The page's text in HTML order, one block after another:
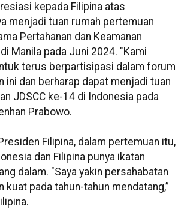
kepada Filipina atas
menjadi tuan rumah pertemuan
Pertahanan dan Keamanan
Manila pada Juni 2024. "Kami
terus berpartisipasi dalam forum
ini dan berharap dapat menjadi tuan
JDSCC ke-14 di Indonesia pada
Prabowo.
Filipina, dalam pertemuan itu,
dan Filipina punya ikatan
dalam. "Saya yakin persahabatan
kuat pada tahun-tahun mendatang,”